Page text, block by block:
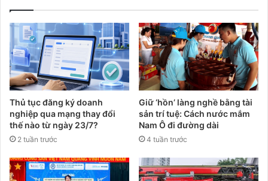
Thủ tục đăng ký doanh
nghiệp qua mạng thay đổi
thế nào từ ngày 23/7?
2 tuần trước
Giữ ‘hồn’ làng nghề bằng tài
sản trí tuệ: Cách nước mắm
Nam Ô đi đường dài
4 tuần trước